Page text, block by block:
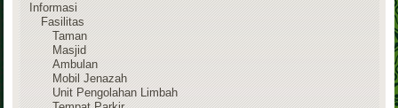
Informasi
Fasilitas
Taman
Masjid
Ambulan
Mobil Jenazah
Unit Pengolahan Limbah